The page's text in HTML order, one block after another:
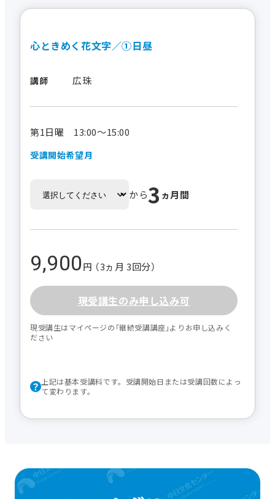
心ときめく花文字／①日昼
講師 広珠
第1日曜 13:00～15:00
受講開始希望月
から3 ヵ月間
9,900円 （3ヵ月 3回分）
現受講生のみ申し込み可
現受講生はマイページの｢継続受講講座｣よりお申し込みく
ださい
上記は基本受講料です。受講開始日または受講回数によっ
て変わります。